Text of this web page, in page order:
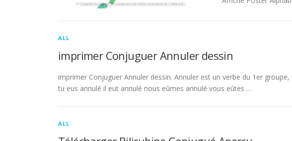
ALL
imprimer Conjuguer Annuler dessin
imprimer Conjuguer Annuler dessin. Annuler est un verbe du 1er
tu eus annulé il eut annulé nous eûmes annulé vous eûtes …
ALL